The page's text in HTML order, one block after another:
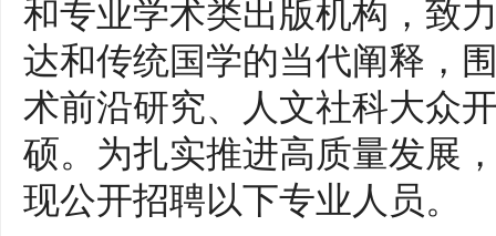
和专业学术类出版机构，致
达和传统国学的当代阐释，
术前沿研究、人文社科大众
硕。为扎实推进高质量发展
现公开招聘以下专业人员。